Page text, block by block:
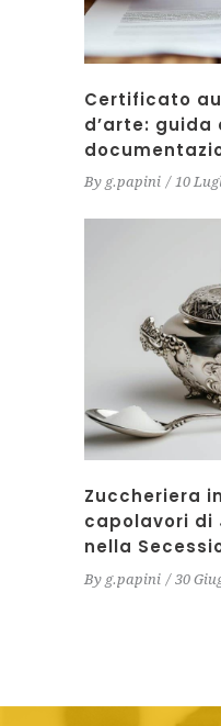
Certificato
d’arte:
By g.papini 10
Zuccheriera
capolavori di
nella
By g.papini 30